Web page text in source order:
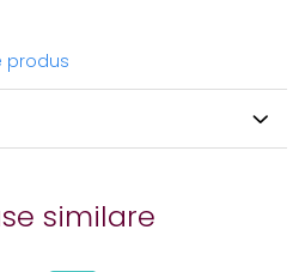
produs
similare